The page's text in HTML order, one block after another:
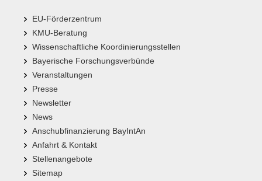
EU-Förderzentrum
KMU-Beratung
Wissenschaftliche Koordinierungsstellen
Bayerische Forschungsverbünde
Veranstaltungen
Presse
Newsletter
News
Anschubfinanzierung BayIntAn
Anfahrt & Kontakt
Stellenangebote
Sitemap